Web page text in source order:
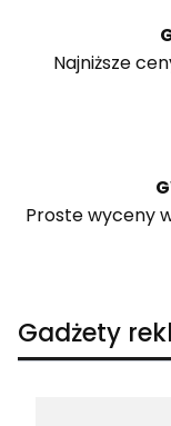
Najniższe
Proste wyceny
Gadżety